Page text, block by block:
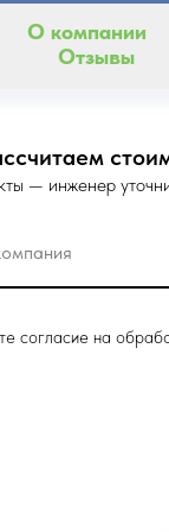
О компании
Отзывы
— инженер
согласие на